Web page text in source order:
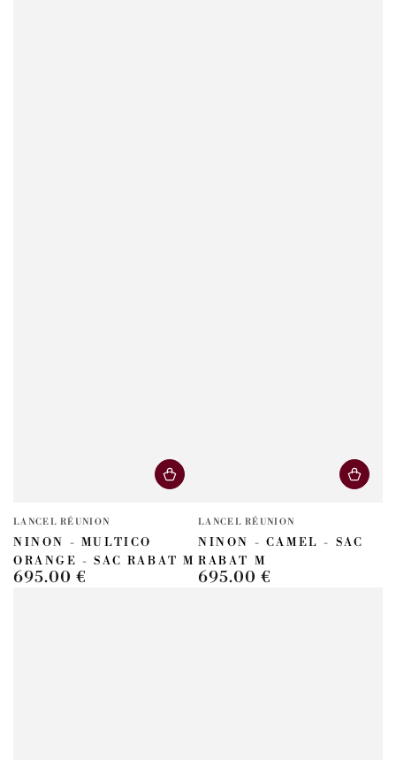
Fournisseur:
LANCEL RÉUNION
NINON - MULTICO
ORANGE - SAC RABAT M
Prix
695.00 €
Fournisseur:
LANCEL RÉUNION
NINON - CAMEL - SAC
RABAT M
Prix
695.00 €